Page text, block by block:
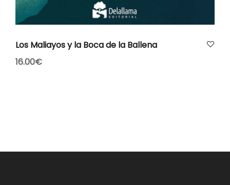
Los Maliayos y la Boca de la Ballena
16.00€